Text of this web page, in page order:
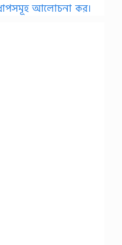
ধাপসমূহ আলোচনা কর।